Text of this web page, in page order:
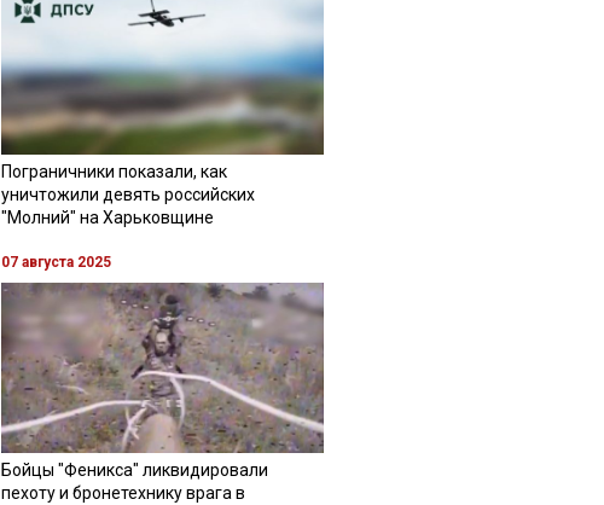
Пограничники показали, как
уничтожили девять российских
"Молний" на Харьковщине
07 августа 2025
Бойцы "Феникса" ликвидировали
пехоту и бронетехнику врага в